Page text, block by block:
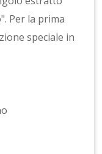
Per la prima
speciale in